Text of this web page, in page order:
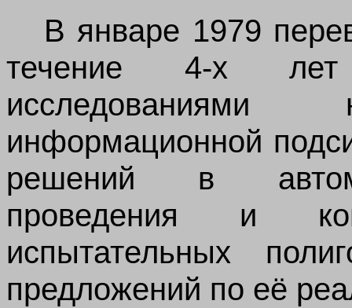
В январе 1979
течение 4‑х
исследованиями
информационной
решений в
проведения и
испытательных
предложений по её